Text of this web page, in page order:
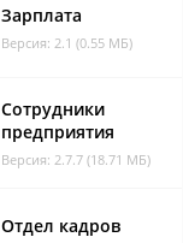
Зарплата
Версия: 2.1 (0.55 МБ)
Сотрудники
предприятия
Версия: 2.7.7 (18.71 МБ)
Отдел кадров